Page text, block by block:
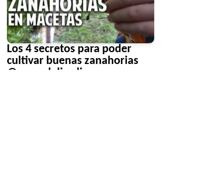
Los 4 secretos para poder
cultivar buenas zanahorias
@cosasdeljardin